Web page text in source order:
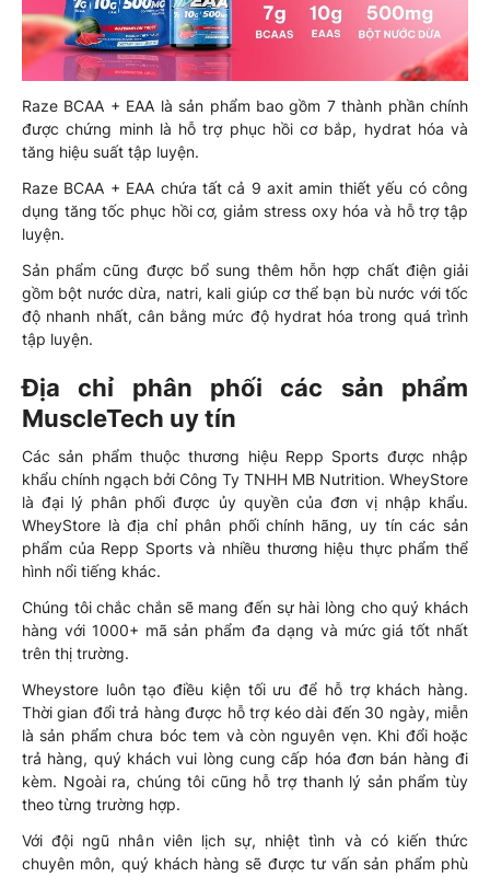
Raze BCAA + EAA là sản phẩm bao gồm 7 thành phần chính
được chứng minh là hỗ trợ phục hồi cơ bắp, hydrat hóa và
tăng hiệu suất tập luyện.
Raze BCAA + EAA chứa tất cả 9 axit amin thiết yếu có công
dụng tăng tốc phục hồi cơ, giảm stress oxy hóa và hỗ trợ tập
luyện.
Sản phẩm cũng được bổ sung thêm hỗn hợp chất điện giải
gồm bột nước dừa, natri, kali giúp cơ thể bạn bù nước với tốc
độ nhanh nhất, cân bằng mức độ hydrat hóa trong quá trình
tập luyện.
Địa chỉ phân phối các sản phẩm
MuscleTech uy tín
Các sản phẩm thuộc thương hiệu Repp Sports được nhập
khẩu chính ngạch bởi Công Ty TNHH MB Nutrition. WheyStore
là đại lý phân phối được ủy quyền của đơn vị nhập khẩu.
WheyStore là địa chỉ phân phối chính hãng, uy tín các sản
phẩm của Repp Sports và nhiều thương hiệu thực phẩm thể
hình nổi tiếng khác.
Chúng tôi chắc chắn sẽ mang đến sự hài lòng cho quý khách
hàng với 1000+ mã sản phẩm đa dạng và mức giá tốt nhất
trên thị trường.
Wheystore luôn tạo điều kiện tối ưu để hỗ trợ khách hàng.
Thời gian đổi trả hàng được hỗ trợ kéo dài đến 30 ngày, miễn
là sản phẩm chưa bóc tem và còn nguyên vẹn. Khi đổi hoặc
trả hàng, quý khách vui lòng cung cấp hóa đơn bán hàng đi
kèm. Ngoài ra, chúng tôi cũng hỗ trợ thanh lý sản phẩm tùy
theo từng trường hợp.
Với đội ngũ nhân viên lịch sự, nhiệt tình và có kiến thức
chuyên môn, quý khách hàng sẽ được tư vấn sản phẩm phù